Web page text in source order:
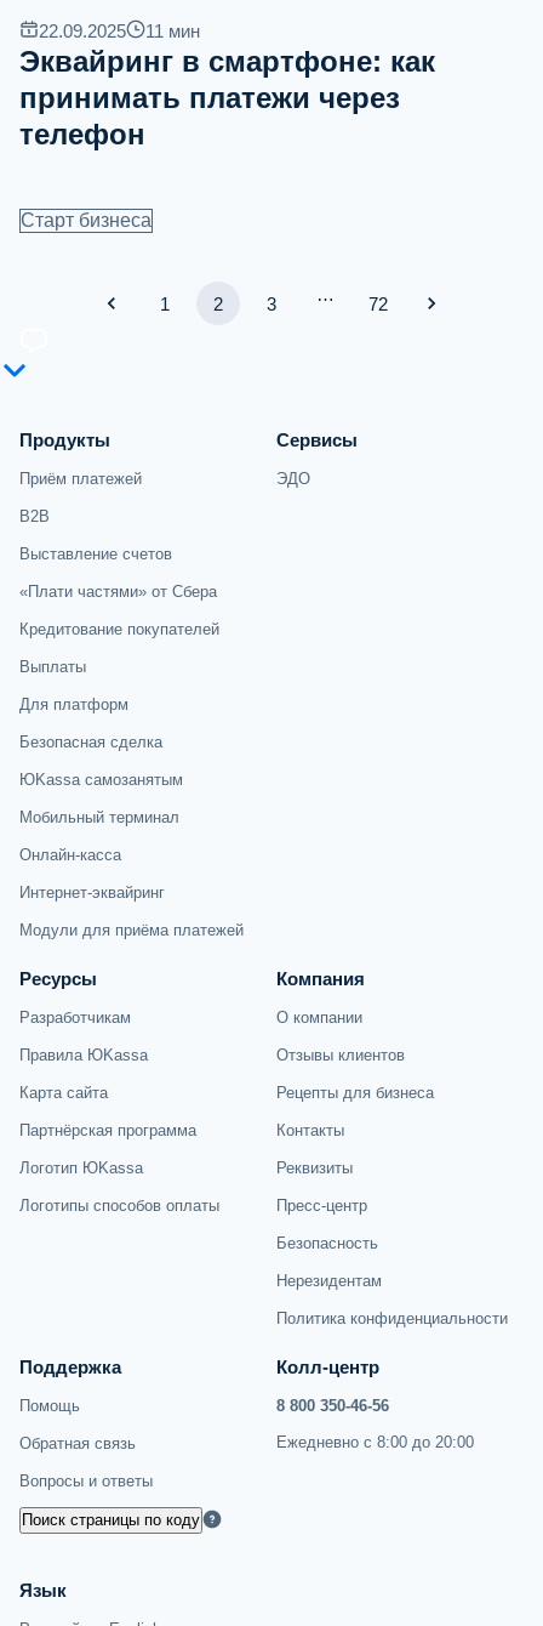
22.09.2025 11 мин
Эквайринг в смартфоне: как
принимать платежи через
телефон
Старт бизнеса
1 2 3 … 72
Продукты
Приём платежей
B2B
Выставление счетов
«Плати частями» от Сбера
Кредитование покупателей
Выплаты
Для платформ
Безопасная сделка
ЮKassa самозанятым
Мобильный терминал
Онлайн-касса
Интернет-эквайринг
Модули для приёма платежей
Сервисы
ЭДО
Ресурсы
Разработчикам
Правила ЮKassa
Карта сайта
Партнёрская программа
Логотип ЮKassa
Логотипы способов оплаты
Компания
О компании
Отзывы клиентов
Рецепты для бизнеса
Контакты
Реквизиты
Пресс-центр
Безопасность
Нерезидентам
Политика конфиденциальности
Поддержка
Помощь
Обратная связь
Вопросы и ответы
Поиск страницы по коду
Колл-центр
8 800 350-46-56
Ежедневно с 8:00 до 20:00
Язык